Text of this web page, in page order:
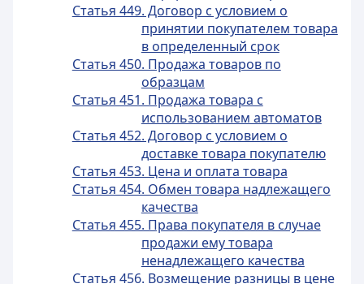
Статья 449. Договор с условием о
принятии покупателем товара
в определенный срок
Статья 450. Продажа товаров по
образцам
Статья 451. Продажа товара с
использованием автоматов
Статья 452. Договор с условием о
доставке товара покупателю
Статья 453. Цена и оплата товара
Статья 454. Обмен товара надлежащего
качества
Статья 455. Права покупателя в случае
продажи ему товара
ненадлежащего качества
Статья 456. Возмещение разницы в цене